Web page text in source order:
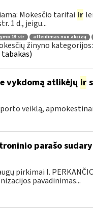
Mokesčio tarifai ir
1 d., jeigu...
19 str atleidimas nuo akcizų
žinyno kategorijos:
vykdomą atlikėjų ir
veiklą,
parašo
pirkimai I.
pavadinimas...